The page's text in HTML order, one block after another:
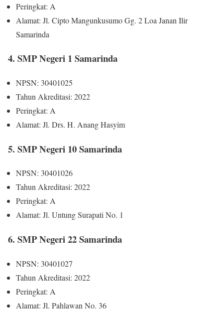
Peringkat: A
Alamat: Jl. Cipto Mangunkusumo Gg. 2 Loa Janan Ilir
Samarinda
4. SMP Negeri 1 Samarinda
NPSN: 30401025
Tahun Akreditasi: 2022
Peringkat: A
Alamat: Jl. Drs. H. Anang Hasyim
5. SMP Negeri 10 Samarinda
NPSN: 30401026
Tahun Akreditasi: 2022
Peringkat: A
Alamat: Jl. Untung Surapati No. 1
6. SMP Negeri 22 Samarinda
NPSN: 30401027
Tahun Akreditasi: 2022
Peringkat: A
Alamat: Jl. Pahlawan No. 36